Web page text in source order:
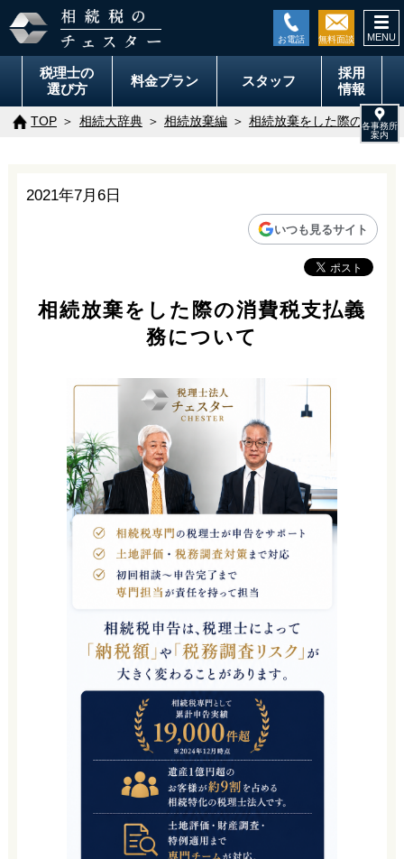
税理士の
選び方
料金プラン スタッフ
採用
情報
TOP 相続大辞典 相続放棄編 相続放棄をした際の消費
2021年7月6日
いつも見るサイト
相続放棄をした際の消費税支払義
務について